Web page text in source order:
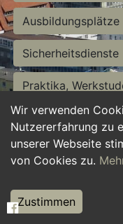
Wir verwenden
Nutzererfahrung zu
unserer Webseite
von Cookies zu.
Zustimmen
Ausbildungsplätze
Sicherheitsdienste
Praktika,
Personalwesen
Hilfskräfte,
Weiterbildung,